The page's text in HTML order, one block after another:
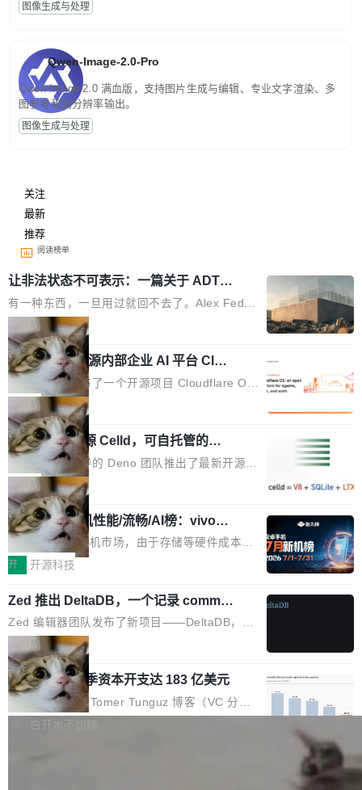
图像生成与处理
Qwen-Image-2.0-Pro
Qwen-Image-2.0 满血版，支持图片生成与编辑、专业文字渲染、多
图参考和高分辨率输出。
图像生成与处理
关注
最新
推荐
阅读榜单
让非法状态不可表示：一篇关于 ADT
的帖子在 Reddit 火了
有一种东西，一旦用过就回不去了。Alex Fedos
eev 管它叫"软件设计的基石"。 他说的东西不新
鲜——代数数据类型（ADT），尤其是和类型
（sum type）。但他说清楚了一件事：这不是类
型系统的学术体操，是日常编码的思维方式。 文
章从一个简单的例子切入。一个网站的深色主题
设置，如果用布尔值 + 可空字段来表示——bool
ean 表示是否可切换，nullable 的默认模式、浅
色方案、深色方案——会产生大量无意义的组
合。方案缺了、配置冲突了、全 null 了。要知道
哪些组合有效，作者说，你得靠"文档、校验、或
者部落知识"。 换个写法。Rust 的 enum，两个
变体：Switchable...
局
Cloudflare 开源内部企业 AI 平台 Clou
dflare OS
Cloudflare 发布了一个开源项目 Cloudflare O
S。如果你只看官方博客，你会觉得这是又一
个"AI 知识库 + 聊天机器人"——每个大厂都在
做，没什么新鲜的。 但 Kenton Varda 在 Twitte
r 上把事情说清楚了： 今天我们发布了 Cloudfla
re OS，一个带连接器的聊天机器人，跟其他所
有科技公司做的一样。只不过，实际上它不一
样。这是 Sandstorm.io 的重制版，我十年前的
那个创业公司。不同的是，这次它构建在 Cloudf
lare Workers 上——我花了九年时间搭建的平台
——并且深度集成了 AI。这基本上是我十年秘密
计划的顶峰。 十年前，Ken...
局
Deno 团队开源 Celld，可自托管的分
布式 Durable Objects
Ryan Dahl 领导的 Deno 团队推出了最新开源项
目 Celld，一个能在自己机器上运行 Cloudflare
Workers 和 Durable Objects 的守护进程。 设
计思路很直接：每个对象是一个独立的 SQLite
数据库，按名称寻址，复制到你自己的 S3 兼容
存储库里。节点之间只通过这个存储库协调——
个小型数据库，应用天然按分片构建，单个数据
库的竞争和爆炸半径问题在设计层面就被消除
了。 闲置的 cell 会休眠到几乎不占资源。当 cel
l 迁移或唤醒时，新宿主从 S3 恢复 SQLite 数据
库继续执行。存储库是持久化的唯一真相...
局
鲁大师7月新机性能/流畅/AI榜：vivo夺
性能、流畅双第一，三星Galaxy Z系列
新折叠缺席
2026年7月的手机市场，由于存储等硬件成本暴
增，手机厂商的日子也不好过啊，新机速度明显
高价的三星折叠（三星Galaxy Z Fold8 Ultra / Z
Fold8 / Z Flip8）外，其余要么是中低端机器，
例如iQOO Z11i、REDMI Note 17、REDMI No
te 17 Pro、OPPO K15，要么是vivo X300 E这
样的次旗舰。 Galaxy Z Fold8 Ultra / Z Fold8 /
Z Flip8三款折叠屏新机均在7月22日发布，且全
部搭载骁龙8 Elite Gen5 for Galaxy，它们本该
开 开源科技
Zed 推出 DeltaDB，一个记录 commit
之间所有操作的版本控制系统
Zed 编辑器团队发布了新项目——DeltaDB，一
个在 git commit 之间记录每一次编辑操作的版
本控制系统。目前处于 Early Access 阶段。 De
ltaDB 的核心思路直接写在 landing page 最显
眼的位置：「Software is made between com
mits」——软件是在 commit 之间写出来的。git
局
SpaceXAI 单季资本开支达 183 亿美元
根据风险投资人Tomer Tunguz 博客（VC 分
析）披露的最新分析与第二季度业绩报告，Spac
白开水不加糖